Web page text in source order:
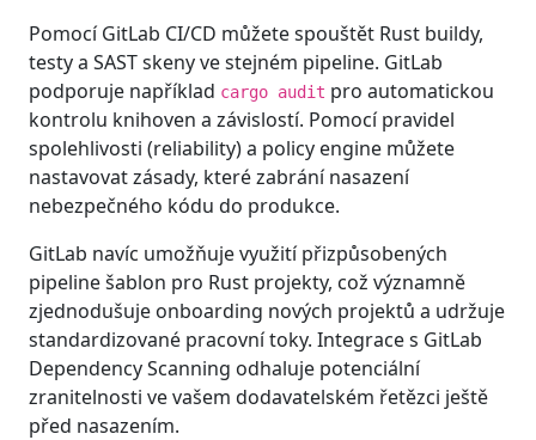
Pomocí GitLab CI/CD můžete spouštět Rust buildy,
testy a SAST skeny ve stejném pipeline. GitLab
podporuje například cargo audit pro automatickou
kontrolu knihoven a závislostí. Pomocí pravidel
spolehlivosti (reliability) a policy engine můžete
nastavovat zásady, které zabrání nasazení
nebezpečného kódu do produkce.
GitLab navíc umožňuje využití přizpůsobených
pipeline šablon pro Rust projekty, což významně
zjednodušuje onboarding nových projektů a udržuje
standardizované pracovní toky. Integrace s GitLab
Dependency Scanning odhaluje potenciální
zranitelnosti ve vašem dodavatelském řetězci ještě
před nasazením.